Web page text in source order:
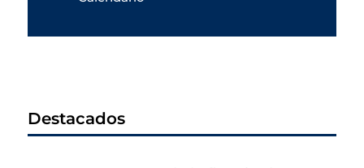
Destacados